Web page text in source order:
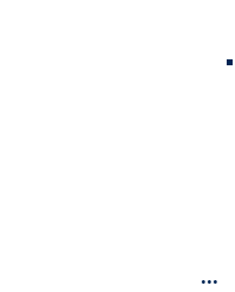
...